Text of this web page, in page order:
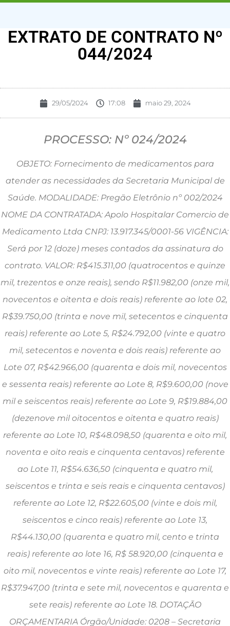
EXTRATO DE CONTRATO Nº
044/2024
29/05/2024 17:08 maio 29, 2024
PROCESSO: Nº 024/2024
OBJETO: Fornecimento de medicamentos para
atender as necessidades da Secretaria Municipal de
Saúde. MODALIDADE: Pregão Eletrônio nº 002/2024
NOME DA CONTRATADA: Apolo Hospitalar Comercio de
Medicamento Ltda CNPJ: 13.917.345/0001-56 VIGÊNCIA:
Será por 12 (doze) meses contados da assinatura do
contrato. VALOR: R$415.311,00 (quatrocentos e quinze
mil, trezentos e onze reais), sendo R$11.982,00 (onze mil,
novecentos e oitenta e dois reais) referente ao lote 02,
R$39.750,00 (trinta e nove mil, setecentos e cinquenta
reais) referente ao Lote 5, R$24.792,00 (vinte e quatro
mil, setecentos e noventa e dois reais) referente ao
Lote 07, R$42.966,00 (quarenta e dois mil, novecentos
e sessenta reais) referente ao Lote 8, R$9.600,00 (nove
mil e seiscentos reais) referente ao Lote 9, R$19.884,00
(dezenove mil oitocentos e oitenta e quatro reais)
referente ao Lote 10, R$48.098,50 (quarenta e oito mil,
noventa e oito reais e cinquenta centavos) referente
ao Lote 11, R$54.636,50 (cinquenta e quatro mil,
seiscentos e trinta e seis reais e cinquenta centavos)
referente ao Lote 12, R$22.605,00 (vinte e dois mil,
seiscentos e cinco reais) referente ao Lote 13,
R$44.130,00 (quarenta e quatro mil, cento e trinta
reais) referente ao lote 16, R$ 58.920,00 (cinquenta e
oito mil, novecentos e vinte reais) referente ao Lote 17,
R$37.947,00 (trinta e sete mil, novecentos e quarenta e
sete reais) referente ao Lote 18. DOTAÇÃO
ORÇAMENTARIA Órgão/Unidade: 0208 – Secretaria